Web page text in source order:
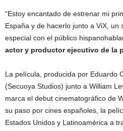
“Estoy encantado de estrenar mi
España y de hacerlo junto a ViX, un
especial con el público
actor y productor ejecutivo de la
La película, producida por Eduardo
(Secuoya Studios) junto a William
marca el debut cinematográfico de
su paso por cines españoles, la
Estados Unidos y Latinoamérica a